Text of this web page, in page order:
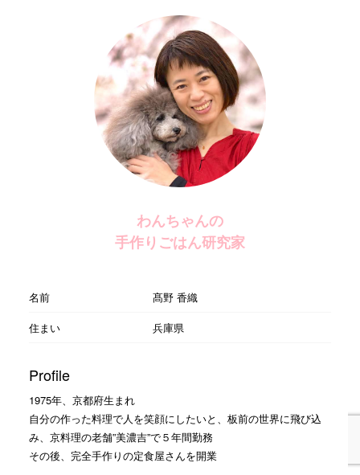
わんちゃんの
手作りごはん研究家
名前
髙野 香織
住まい
兵庫県
Profile
1975年、京都府生まれ
自分の作った料理で人を笑顔にしたいと、板前の世界に飛び込
み、京料理の老舗”美濃吉”で５年間勤務
その後、完全手作りの定食屋さんを開業